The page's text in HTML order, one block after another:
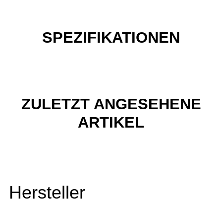
SPEZIFIKATIONEN
ZULETZT ANGESEHENE
ARTIKEL
Hersteller